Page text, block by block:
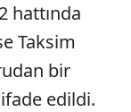
hattında
Taksim
bir
edildi.